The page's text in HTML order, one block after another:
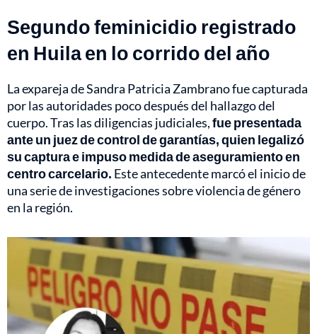
Segundo feminicidio registrado
en Huila en lo corrido del año
La expareja de Sandra Patricia Zambrano fue capturada
por las autoridades poco después del hallazgo del
cuerpo. Tras las diligencias judiciales,fue presentada
ante un juez de control de garantías, quien legalizó
su captura e impuso medida de aseguramiento en
centro carcelario. Este antecedente marcó el inicio de
una serie de investigaciones sobre violencia de género
en la región.